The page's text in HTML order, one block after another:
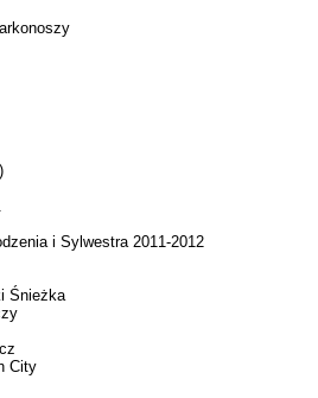
i Sylwestra 2011-2012
Śnieżka
City